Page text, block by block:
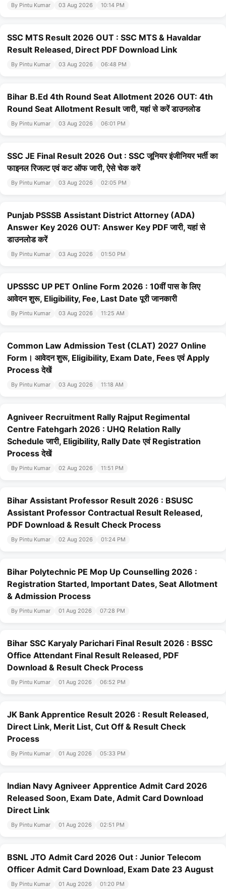
By Pintu Kumar 03 Aug 2026 10:14 PM
SSC MTS Result 2026 OUT : SSC MTS & Havaldar
Result Released, Direct PDF Download Link
By Pintu Kumar 03 Aug 2026 06:48 PM
Bihar B.Ed 4th Round Seat Allotment 2026 OUT: 4th
Round Seat Allotment Result जारी, यहां से करें डाउनलोड
By Pintu Kumar 03 Aug 2026 06:01 PM
SSC JE Final Result 2026 Out : SSC जूनियर इंजीनियर भर्ती का
फाइनल रिजल्ट एवं कट ऑफ जारी, ऐसे चेक करें
By Pintu Kumar 03 Aug 2026 02:05 PM
Punjab PSSSB Assistant District Attorney (ADA)
Answer Key 2026 OUT: Answer Key PDF जारी, यहां से
डाउनलोड करें
By Pintu Kumar 03 Aug 2026 01:50 PM
UPSSSC UP PET Online Form 2026 : 10वीं पास के लिए
आवेदन शुरू, Eligibility, Fee, Last Date पूरी जानकारी
By Pintu Kumar 03 Aug 2026 11:25 AM
Common Law Admission Test (CLAT) 2027 Online
Form। आवेदन शुरू, Eligibility, Exam Date, Fees एवं Apply
Process देखें
By Pintu Kumar 03 Aug 2026 11:18 AM
Agniveer Recruitment Rally Rajput Regimental
Centre Fatehgarh 2026 : UHQ Relation Rally
Schedule जारी, Eligibility, Rally Date एवं Registration
Process देखें
By Pintu Kumar 02 Aug 2026 11:51 PM
Bihar Assistant Professor Result 2026 : BSUSC
Assistant Professor Contractual Result Released,
PDF Download & Result Check Process
By Pintu Kumar 02 Aug 2026 01:24 PM
Bihar Polytechnic PE Mop Up Counselling 2026 :
Registration Started, Important Dates, Seat Allotment
& Admission Process
By Pintu Kumar 01 Aug 2026 07:28 PM
Bihar SSC Karyaly Parichari Final Result 2026 : BSSC
Office Attendant Final Result Released, PDF
Download & Result Check Process
By Pintu Kumar 01 Aug 2026 06:52 PM
JK Bank Apprentice Result 2026 : Result Released,
Direct Link, Merit List, Cut Off & Result Check
Process
By Pintu Kumar 01 Aug 2026 05:33 PM
Indian Navy Agniveer Apprentice Admit Card 2026
Released Soon, Exam Date, Admit Card Download
Direct Link
By Pintu Kumar 01 Aug 2026 02:51 PM
BSNL JTO Admit Card 2026 Out : Junior Telecom
Officer Admit Card Download, Exam Date 23 August
By Pintu Kumar 01 Aug 2026 01:20 PM